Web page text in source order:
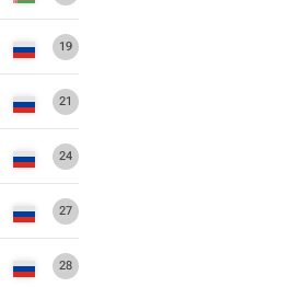
19
21
24
27
28